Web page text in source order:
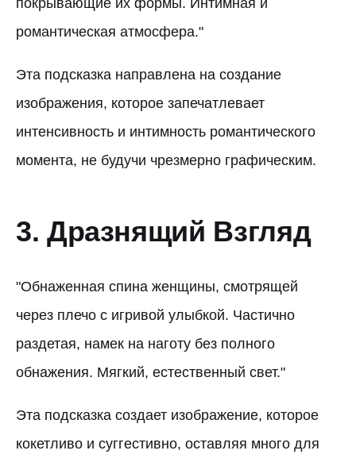
покрывающие их формы. Интимная и
романтическая атмосфера."
Эта подсказка направлена на создание
изображения, которое запечатлевает
интенсивность и интимность романтического
момента, не будучи чрезмерно графическим.
3. Дразнящий Взгляд
"Обнаженная спина женщины, смотрящей
через плечо с игривой улыбкой. Частично
раздетая, намек на наготу без полного
обнажения. Мягкий, естественный свет."
Эта подсказка создает изображение, которое
кокетливо и суггестивно, оставляя много для